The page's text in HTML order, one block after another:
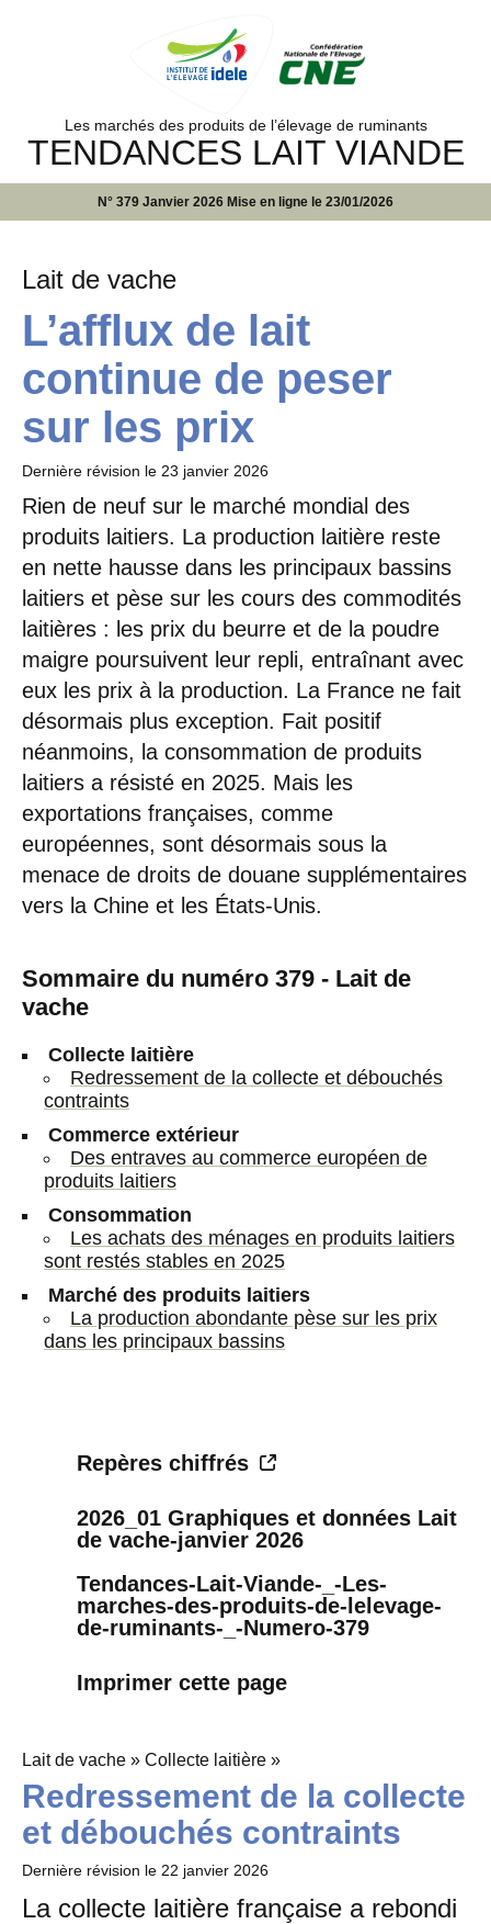
Les marchés des produits de l’élevage de ruminants
TENDANCES LAIT VIANDE
N° 379 Janvier 2026 Mise en ligne le 23/01/2026
Lait de vache
L’afflux de lait
continue de peser
sur les prix
Dernière révision le 23 janvier 2026
Rien de neuf sur le marché mondial des
produits laitiers. La production laitière reste
en nette hausse dans les principaux bassins
laitiers et pèse sur les cours des commodités
laitières : les prix du beurre et de la poudre
maigre poursuivent leur repli, entraînant avec
eux les prix à la production. La France ne fait
désormais plus exception. Fait positif
néanmoins, la consommation de produits
laitiers a résisté en 2025. Mais les
exportations françaises, comme
européennes, sont désormais sous la
menace de droits de douane supplémentaires
vers la Chine et les États-Unis.
Sommaire du numéro 379 - Lait de
vache
Collecte laitière
Redressement de la collecte et débouchés
contraints
Commerce extérieur
Des entraves au commerce européen de
produits laitiers
Consommation
Les achats des ménages en produits laitiers
sont restés stables en 2025
Marché des produits laitiers
La production abondante pèse sur les prix
dans les principaux bassins
Repères chiffrés
2026_01 Graphiques et données Lait
de vache-janvier 2026
Tendances-Lait-Viande-_-Les-
marches-des-produits-de-lelevage-
de-ruminants-_-Numero-379
Imprimer cette page
Lait de vache » Collecte laitière »
Redressement de la collecte
et débouchés contraints
Dernière révision le 22 janvier 2026
La collecte laitière française a rebondi